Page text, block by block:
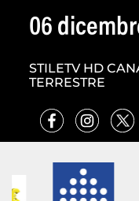
06
STILETV HD
TERRESTRE